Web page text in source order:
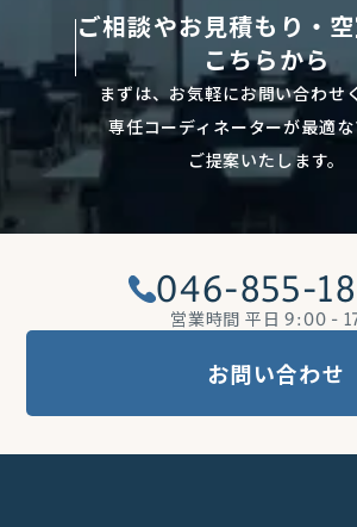
ご相談やお見積もり・
こちらから
まずは、お気軽にお問い合わせ
専任コーディネーターが最適
ご提案いたします。
046-855-
営業時間 平日9:00 -
お問い合わせ